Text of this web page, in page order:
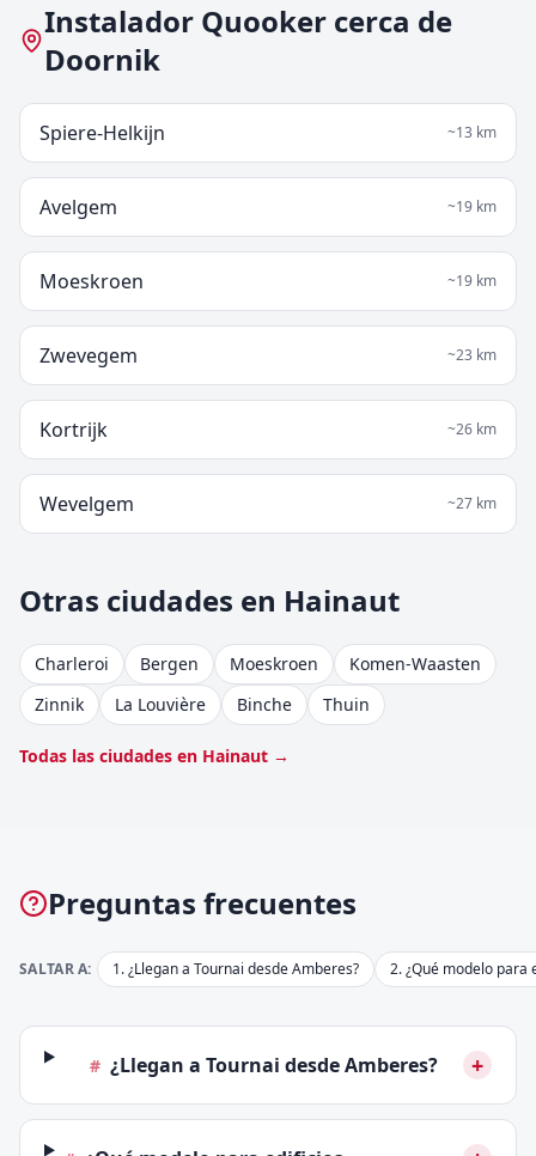
Instalador Quooker cerca de
Doornik
Spiere-Helkijn ~13 km
Avelgem ~19 km
Moeskroen ~19 km
Zwevegem ~23 km
Kortrijk ~26 km
Wevelgem ~27 km
Otras ciudades en Hainaut
Charleroi Bergen Moeskroen
Komen-Waasten
Zinnik
La Louvière Binche Thuin
Todas las ciudades en Hainaut →
Preguntas frecuentes
SALTAR A: 1.¿Llegan a Tournai desde Amberes? 2.¿Qué modelo para
# ¿Llegan a Tournai desde Amberes? +